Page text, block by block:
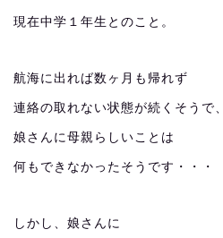
現在中学１年生とのこと。
航海に出れば数ヶ月も帰れず
連絡の取れない状態が続くそうで、
娘さんに母親らしいことは
何もできなかったそうです・・・
しかし、娘さんに